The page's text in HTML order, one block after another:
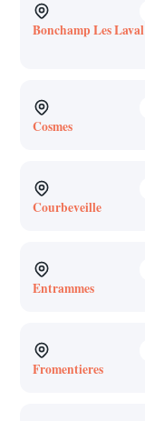
Bonchamp Les Laval
Cosmes
Courbeveille
Entrammes
Fromentieres